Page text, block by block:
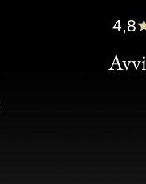
Clic
Bon
4,8